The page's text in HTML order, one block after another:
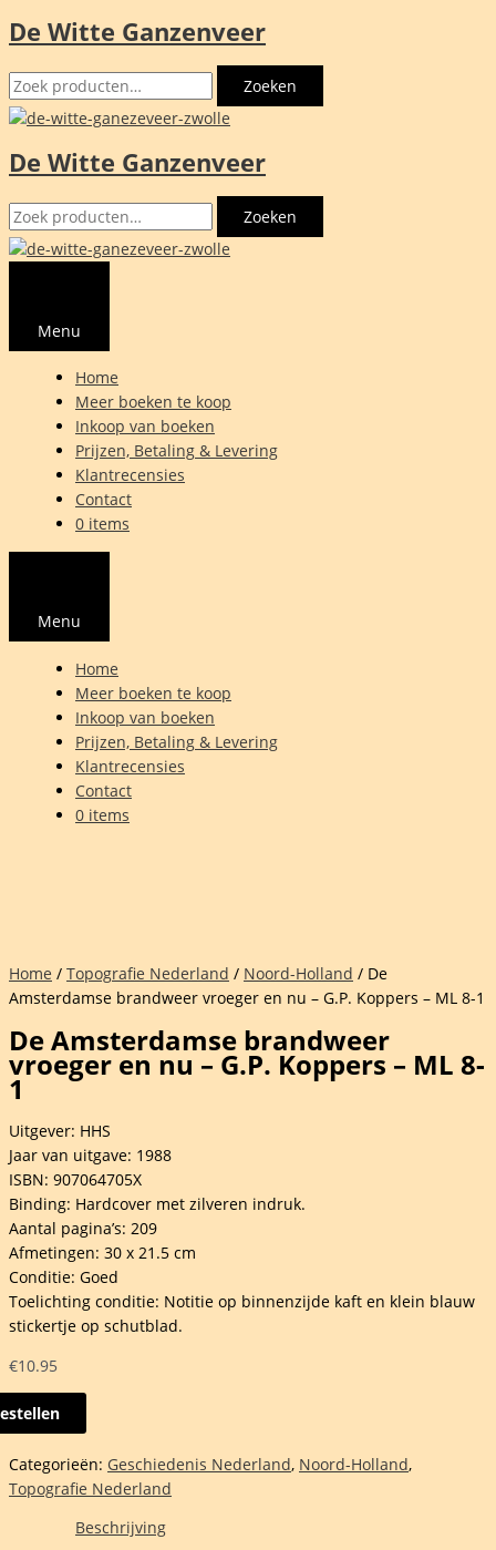
Ga
de
inhoud
De Witte Ganzenveer
Zoeken
naar:
Zoeken
De Witte Ganzenveer
Zoeken
naar:
Zoeken
Menu
Home
Meer boeken te koop
Inkoop van boeken
Prijzen, Betaling & Levering
Klantrecensies
Contact
0 items
Menu
Home
Meer boeken te koop
Inkoop van boeken
Prijzen, Betaling & Levering
Klantrecensies
Contact
0 items
Home / Topografie Nederland / Noord-Holland / De
Amsterdamse brandweer vroeger en nu – G.P. Koppers – ML 8-1
De Amsterdamse brandweer
vroeger en nu – G.P. Koppers – ML 8-
1
Uitgever: HHS
Jaar van uitgave: 1988
ISBN: 907064705X
Binding: Hardcover met zilveren indruk.
Aantal pagina’s: 209
Afmetingen: 30 x 21.5 cm
Conditie: Goed
Toelichting conditie: Notitie op binnenzijde kaft en klein blauw
stickertje op schutblad.
€10.95
Categorieën: Geschiedenis Nederland, Noord-Holland,
Topografie Nederland
Beschrijving